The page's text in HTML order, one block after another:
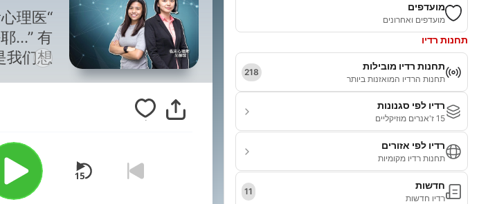
מועדפים
מועדפים ואחרונים
תחנות רדיו
תחנות רדיו מובילות
תחנות הרדיו המואזנות ביותר
218
רדיו לפי סגנונות
15 ז'אנרים מוזיקליים
רדיו לפי אזורים
תחנות רדיו מקומיות
חדשות
רדיו חדשות
11
理医
...” 有
我们想
的时
为他